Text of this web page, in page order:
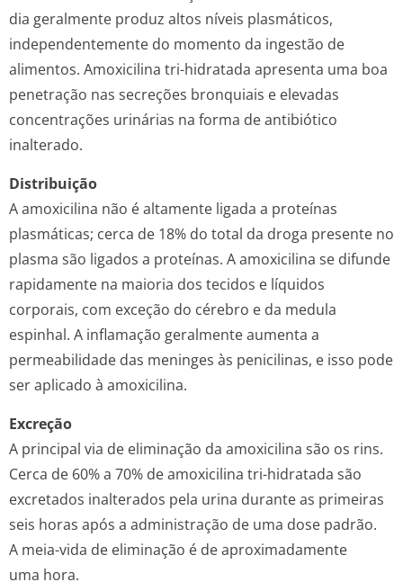
dia geralmente produz altos níveis plasmáticos,
independentemente do momento da ingestão de
alimentos. Amoxicilina tri-hidratada apresenta uma boa
penetração nas secreções bronquiais e elevadas
concentrações urinárias na forma de antibiótico
inalterado.
Distribuição
A amoxicilina não é altamente ligada a proteínas
plasmáticas; cerca de 18% do total da droga presente no
plasma são ligados a proteínas. A amoxicilina se difunde
rapidamente na maioria dos tecidos e líquidos
corporais, com exceção do cérebro e da medula
espinhal. A inflamação geralmente aumenta a
permeabilidade das meninges às penicilinas, e isso pode
ser aplicado à amoxicilina.
Excreção
A principal via de eliminação da amoxicilina são os rins.
Cerca de 60% a 70% de amoxicilina tri-hidratada são
excretados inalterados pela urina durante as primeiras
seis horas após a administração de uma dose padrão.
A meia-vida de eliminação é de aproximadamente
uma hora.